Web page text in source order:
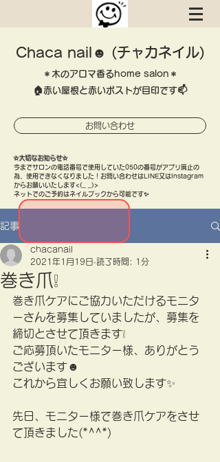
Chaca nail☻ (チャカネイル)
＊木のアロマ香るhome salon＊
​🏠赤い屋根と赤いポストが目印です📫
お問い合わせ
​✫大切なお知らせ✫
​今までサロンの電話番号で使用していた050の番号がアプリ廃止の
為、使用できなくなりました！お問い合わせはLINE又はInstagram
​からお願いいたします<(_ _)>
ネットでのご予約はネイルブックから可能です✨
記事
巻き爪❕
chacanail
2021年1月19日 読了時間: 1分
巻き爪ケアにご協力いただけるモニタ
ーさんを募集していましたが、募集を
締切とさせて頂きます❕
ご応募頂いたモニター様、ありがとう
ございます☻
これから宜しくお願い致します✨
先日、モニター様で巻き爪ケアをさせ
て頂きました(*^^*)